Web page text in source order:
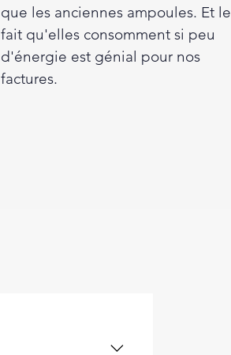
que les anciennes ampoules. Et le
fait qu'elles consomment si peu
d'énergie est génial pour nos
factures.